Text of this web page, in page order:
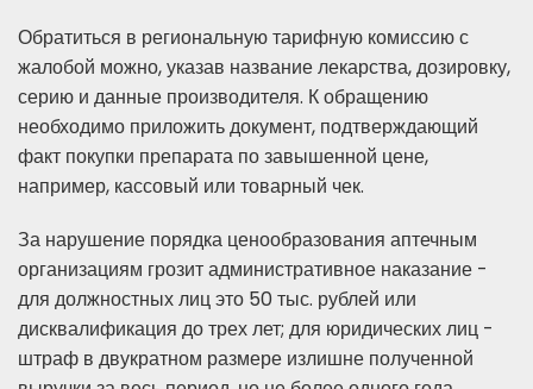
Обратиться в региональную тарифную комиссию с
жалобой можно, указав название лекарства, дозировку,
серию и данные производителя. К обращению
необходимо приложить документ, подтверждающий
факт покупки препарата по завышенной цене,
например, кассовый или товарный чек.
За нарушение порядка ценообразования аптечным
организациям грозит административное наказание -
для должностных лиц это 50 тыс. рублей или
дисквалификация до трех лет; для юридических лиц -
штраф в двукратном размере излишне полученной